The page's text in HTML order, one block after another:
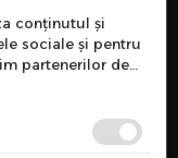
conținutul și
sociale și pentru
partenerilor de
informații cu
Aceștia le
dvs. sau culese în